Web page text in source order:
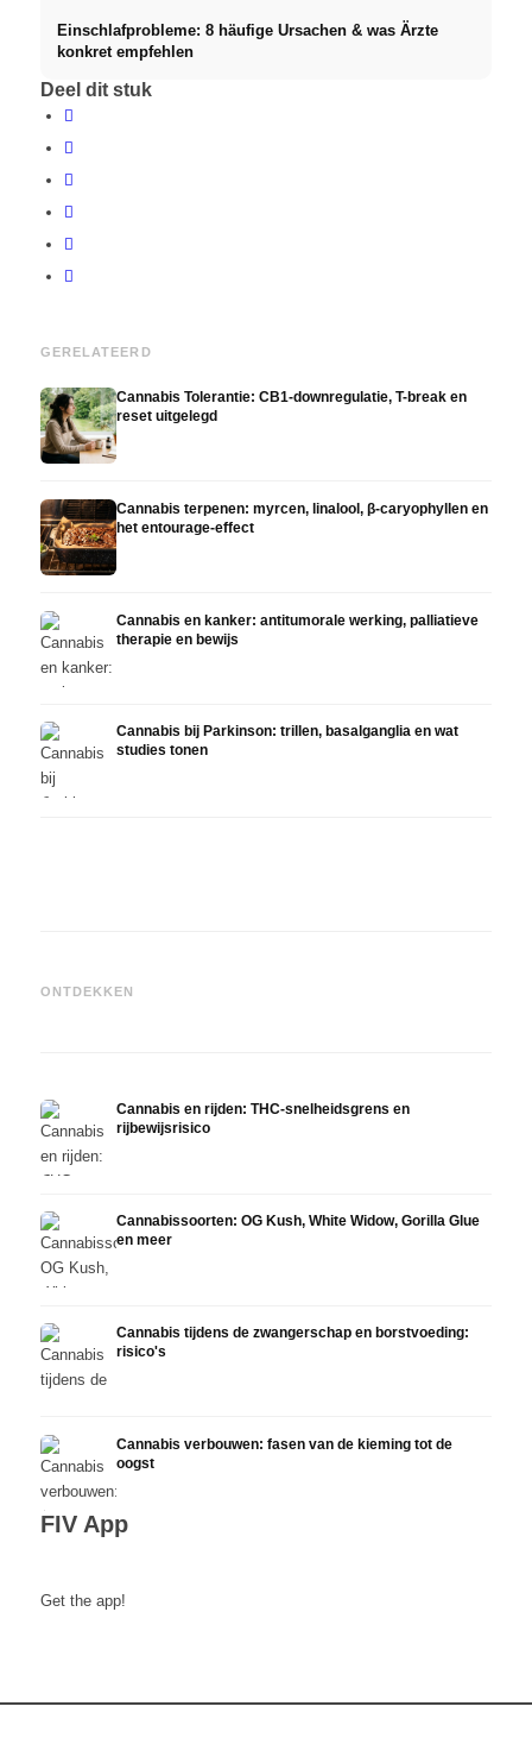
Einschlafprobleme: 8 häufige Ursachen & was Ärzte
konkret empfehlen
Deel dit stuk
GERELATEERD
Cannabis Tolerantie: CB1-downregulatie, T-break en
reset uitgelegd
Cannabis terpenen: myrcen, linalool, β-caryophyllen en
het entourage-effect
Cannabis en kanker: antitumorale werking, palliatieve
therapie en bewijs
Cannabis bij Parkinson: trillen, basalganglia en wat
studies tonen
ONTDEKKEN
zelfmedicatie en wat studies
Cannabis en rijden: THC-snelheidsgrens en
rijbewijsrisico
Cannabissoorten: OG Kush, White Widow, Gorilla Glue
en meer
Cannabis tijdens de zwangerschap en borstvoeding:
risico's
Cannabis verbouwen: fasen van de kieming tot de
oogst
FIV App
Get the app!